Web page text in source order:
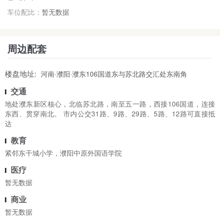
车位配比： 暂无数据
周边配套
楼盘地址: 河南·濮阳·濮东106国道东与苏北路交汇处东南角
交通
地处濮东新区核心，北临苏北路，南至五一路，西接106国道，连接
东西、贯穿南北。 市内公交31路、9路、29路、5路、12路可直接抵
达
教育
紧邻东干城小学，濮阳中原外国语学院
医疗
暂无数据
商业
暂无数据